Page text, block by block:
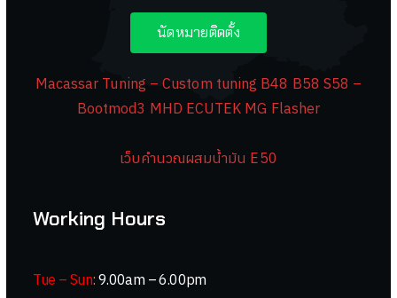
นัดหมายติดตั้ง
Macassar Tuning – Custom tuning B48 B58 S58 –
Bootmod3 MHD ECUTEK MG Flasher
เว็บคำนวณผสมน้ำมัน E50
Working Hours
Tue – Sun: 9.00am – 6.00pm